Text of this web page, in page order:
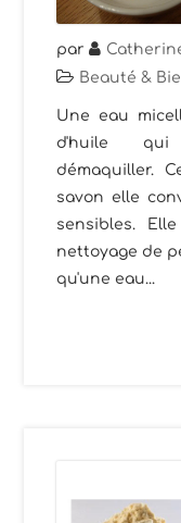
par
Beauté &
Une eau
d'huile
démaquiller.
savon elle
sensibles.
nettoyage de
qu'une eau...